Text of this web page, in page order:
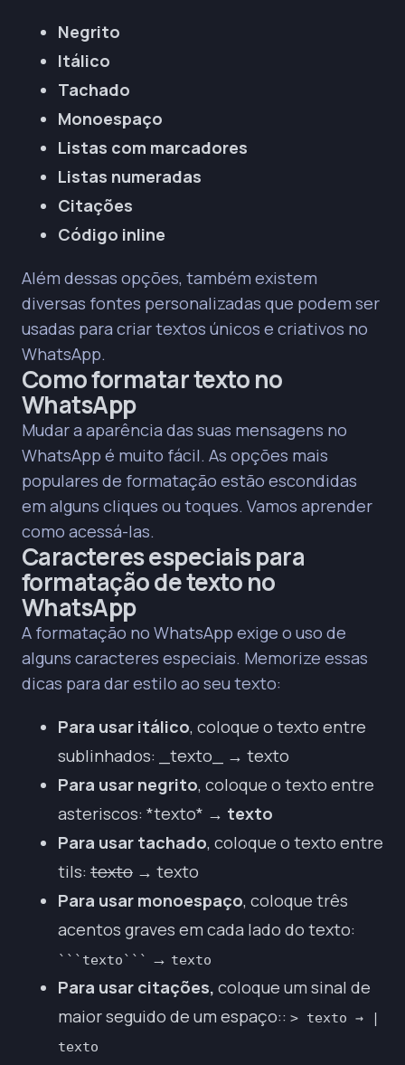
Negrito
Itálico
Tachado
Monoespaço
Listas com marcadores
Listas numeradas
Citações
Código inline
Além dessas opções, também existem
diversas fontes personalizadas que podem ser
usadas para criar textos únicos e criativos no
WhatsApp.
Como formatar texto no
WhatsApp
Mudar a aparência das suas mensagens no
WhatsApp é muito fácil. As opções mais
populares de formatação estão escondidas
em alguns cliques ou toques. Vamos aprender
como acessá-las.
Caracteres especiais para
formatação de texto no
WhatsApp
A formatação no WhatsApp exige o uso de
alguns caracteres especiais. Memorize essas
dicas para dar estilo ao seu texto:
Para usar itálico, coloque o texto entre
sublinhados: _texto_ → texto
Para usar negrito, coloque o texto entre
asteriscos: *texto* → texto
Para usar tachado, coloque o texto entre
tils: texto → texto
Para usar monoespaço, coloque três
acentos graves em cada lado do texto:
```texto``` → texto
Para usar citações, coloque um sinal de
maior seguido de um espaço:: > texto → |
texto